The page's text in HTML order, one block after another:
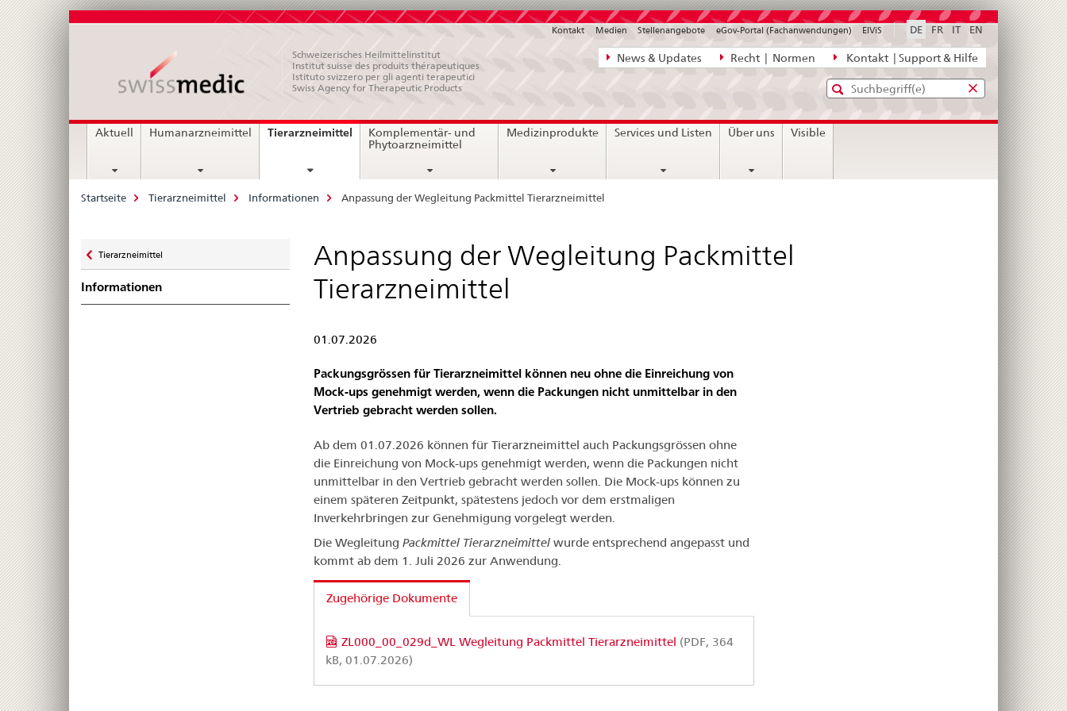
Direktnavigation
News,
Kontakt
News & Updates Recht | Normen Kontakt | Support & Hilfe
DE FR IT EN
Kontakt Medien Stellenangebote eGov-Portal (Fachanwendungen) ElViS
Schweizerisches Heilmittelinstitut
Institut suisse des produits thérapeutiques
Istituto svizzero per gli agenti terapeutici
Swiss Agency for Therapeutic Products
Standard-
Suche
Eingabefenster
diefür
Hauptnavigation
Aktuell Humanarzneimittel Tierarzneimittel current
page
Komplementär- und
Phytoarzneimittel
Medizinprodukte Services und Listen Über uns Visible
Breadcrumb
Startseite Tierarzneimittel Informationen Anpassung der Wegleitung Packmittel Tierarzneimittel
zu
Tierarzneimittel
Informationen
Anpassung der Wegleitung Packmittel
Tierarzneimittel
01.07.2026
Packungsgrössen für Tierarzneimittel können neu ohne die Einreichung von
Mock-ups genehmigt werden, wenn die Packungen nicht unmittelbar in den
Vertrieb gebracht werden sollen.
Ab dem 01.07.2026 können für Tierarzneimittel auch Packungsgrössen ohne
die Einreichung von Mock-ups genehmigt werden, wenn die Packungen nicht
unmittelbar in den Vertrieb gebracht werden sollen. Die Mock-ups können zu
einem späteren Zeitpunkt, spätestens jedoch vor dem erstmaligen
Inverkehrbringen zur Genehmigung vorgelegt werden.
Die Wegleitung Packmittel Tierarzneimittelwurde entsprechend angepasst und
kommt ab dem 1. Juli 2026 zur Anwendung.
Zugehörige Dokumente
ZL000_00_029d_WL Wegleitung Packmittel Tierarzneimittel (PDF, 364
kB, 01.07.2026)